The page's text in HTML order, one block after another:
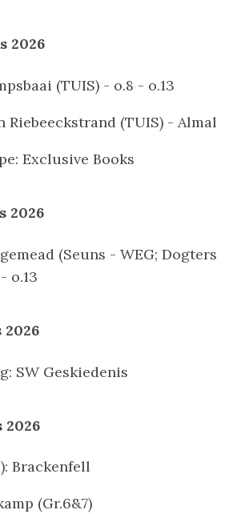
2026
(TUIS) - o.8 - o.13
Riebeeckstrand (TUIS) - Almal
Exclusive Books
2026
(Seuns - WEG; Dogters
o.13
2026
SW Geskiedenis
2026
Brackenfell
(Gr.6&7)